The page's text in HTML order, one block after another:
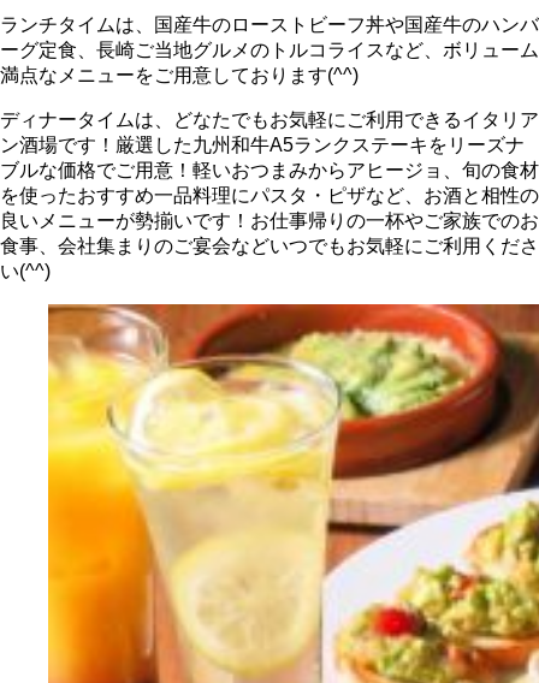
ランチタイムは、国産牛のローストビーフ丼や国産牛のハンバ
ーグ定食、長崎ご当地グルメのトルコライスなど、ボリューム
満点なメニューをご用意しております(^^)
ディナータイムは、どなたでもお気軽にご利用できるイタリア
ン酒場です！厳選した九州和牛A5ランクステーキをリーズナ
ブルな価格でご用意！軽いおつまみからアヒージョ、旬の食材
を使ったおすすめ一品料理にパスタ・ピザなど、お酒と相性の
良いメニューが勢揃いです！お仕事帰りの一杯やご家族でのお
食事、会社集まりのご宴会などいつでもお気軽にご利用くださ
い(^^)